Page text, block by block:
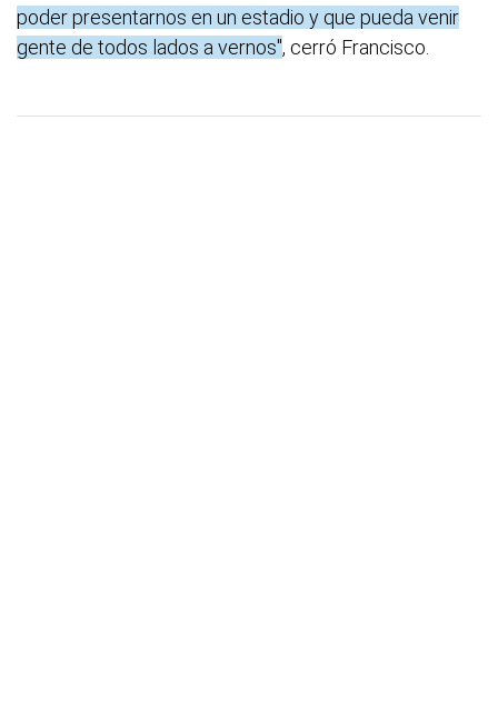
poder presentarnos en un estadio y que pueda venir
gente de todos lados a vernos", cerró Francisco.